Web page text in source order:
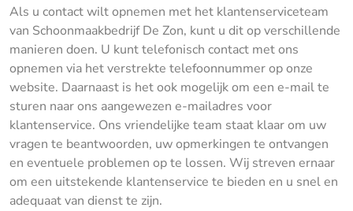
Als u contact wilt opnemen met het klantenserviceteam
van Schoonmaakbedrijf De Zon, kunt u dit op verschillende
manieren doen. U kunt telefonisch contact met ons
opnemen via het verstrekte telefoonnummer op onze
website. Daarnaast is het ook mogelijk om een e-mail te
sturen naar ons aangewezen e-mailadres voor
klantenservice. Ons vriendelijke team staat klaar om uw
vragen te beantwoorden, uw opmerkingen te ontvangen
en eventuele problemen op te lossen. Wij streven ernaar
om een uitstekende klantenservice te bieden en u snel en
adequaat van dienst te zijn.